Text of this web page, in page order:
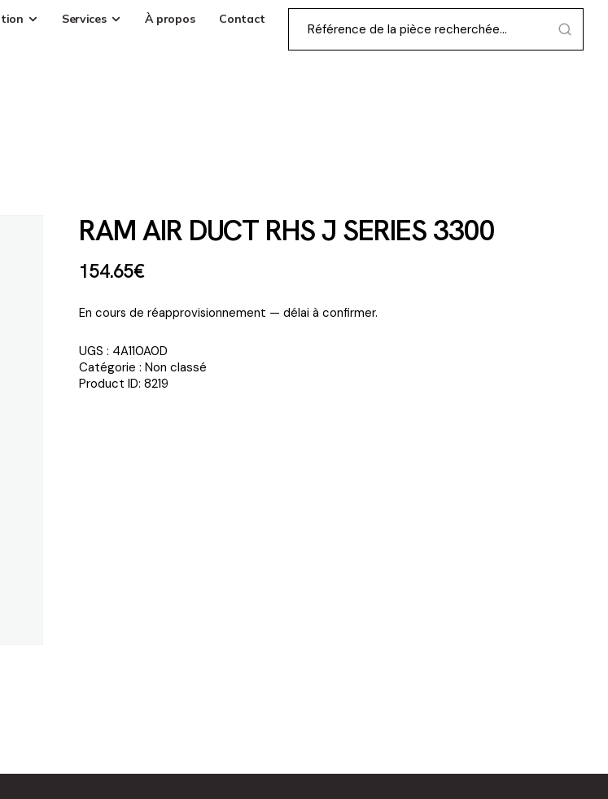
Services À propos Contact
RAM AIR DUCT RHS J SERIES 3300
154.65€
En cours de réapprovisionnement — délai à confirmer.
UGS : 4A110A0D
Catégorie : Non classé
Product ID: 8219